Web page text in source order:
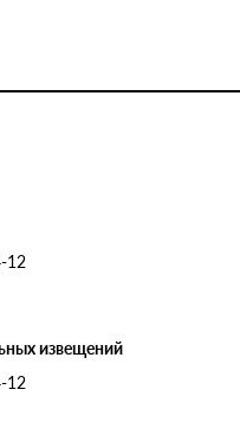
12
извещений
12